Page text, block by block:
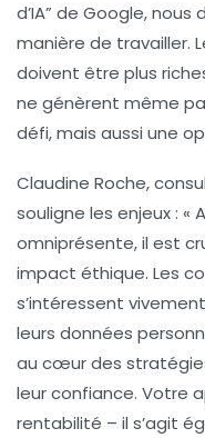
d’IA” de Google,
manière de travailler.
doivent être plus
ne génèrent même
défi, mais aussi une
Claudine Roche,
souligne les enjeux : «
omniprésente, il est
impact éthique. Les
s’intéressent
leurs données
au cœur des
leur confiance. Votre
rentabilité – il s’agit